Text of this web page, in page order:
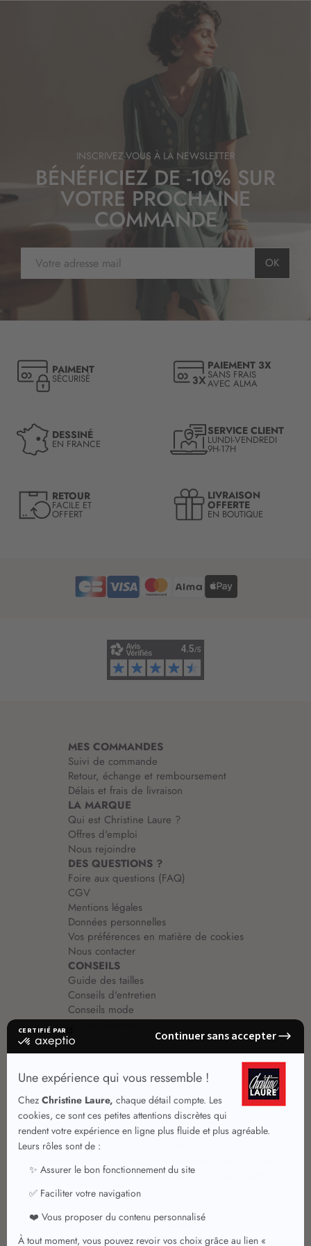
INSCRIVEZ-VOUS À LA NEWSLETTER
BÉNÉFICIEZ DE -10% SUR
VOTRE PROCHAINE
COMMANDE
s
i
o
n
o
e
OK
PAIMENT
SÉCURISÉ
PAIEMENT 3X
SANS FRAIS
AVEC ALMA
DESSINÉ
EN FRANCE
SERVICE CLIENT
LUNDI-VENDREDI
9H-17H
RETOUR
FACILE ET
OFFERT
LIVRAISON
OFFERTE
EN BOUTIQUE
MES COMMANDES
Suivi de commande
Retour, échange et remboursement
Délais et frais de livraison
LA MARQUE
Qui est Christine Laure ?
Offres d'emploi
Nous rejoindre
DES QUESTIONS ?
Foire aux questions (FAQ)
CGV
Mentions légales
Données personnelles
Vos préférences en matière de cookies
Nous contacter
CONSEILS
Guide des tailles
Conseils d'entretien
Conseils mode
Guide vêtements
Vêtements pour femmes
Vêtements de qualité
Robes
Jupes chic
Jupes été
Chemisiers
T shirts manches courtes 3/4
Pulls et Gilets
Jeans
Vestes chic
Manteaux Parkas